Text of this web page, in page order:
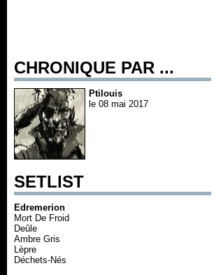
CHRONIQUE PAR ...
Ptilouis
le 08 mai 2017
SETLIST
Edremerion
Mort De Froid
Deûle
Ambre Gris
Lèpre
Déchets-Nés